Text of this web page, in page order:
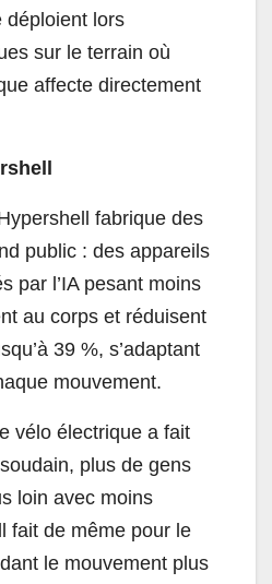
déploient lors
sur le terrain où
affecte directement
fabrique des
public : des appareils
par l’IA pesant moins
au corps et réduisent
39 %, s’adaptant
mouvement.
vélo électrique a fait
plus de gens
loin avec moins
fait de même pour le
le mouvement plus